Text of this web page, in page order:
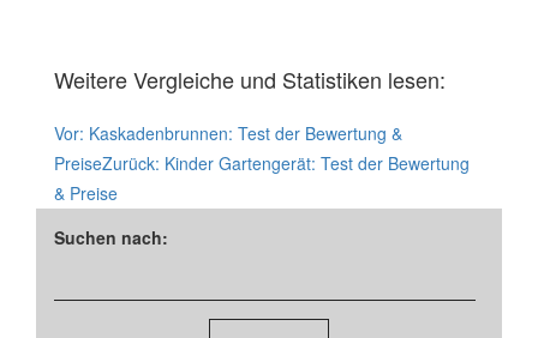
Weitere Vergleiche und Statistiken lesen:
Vor: Kaskadenbrunnen: Test der Bewertung &
PreiseZurück: Kinder Gartengerät: Test der Bewertung
& Preise
Suchen nach: